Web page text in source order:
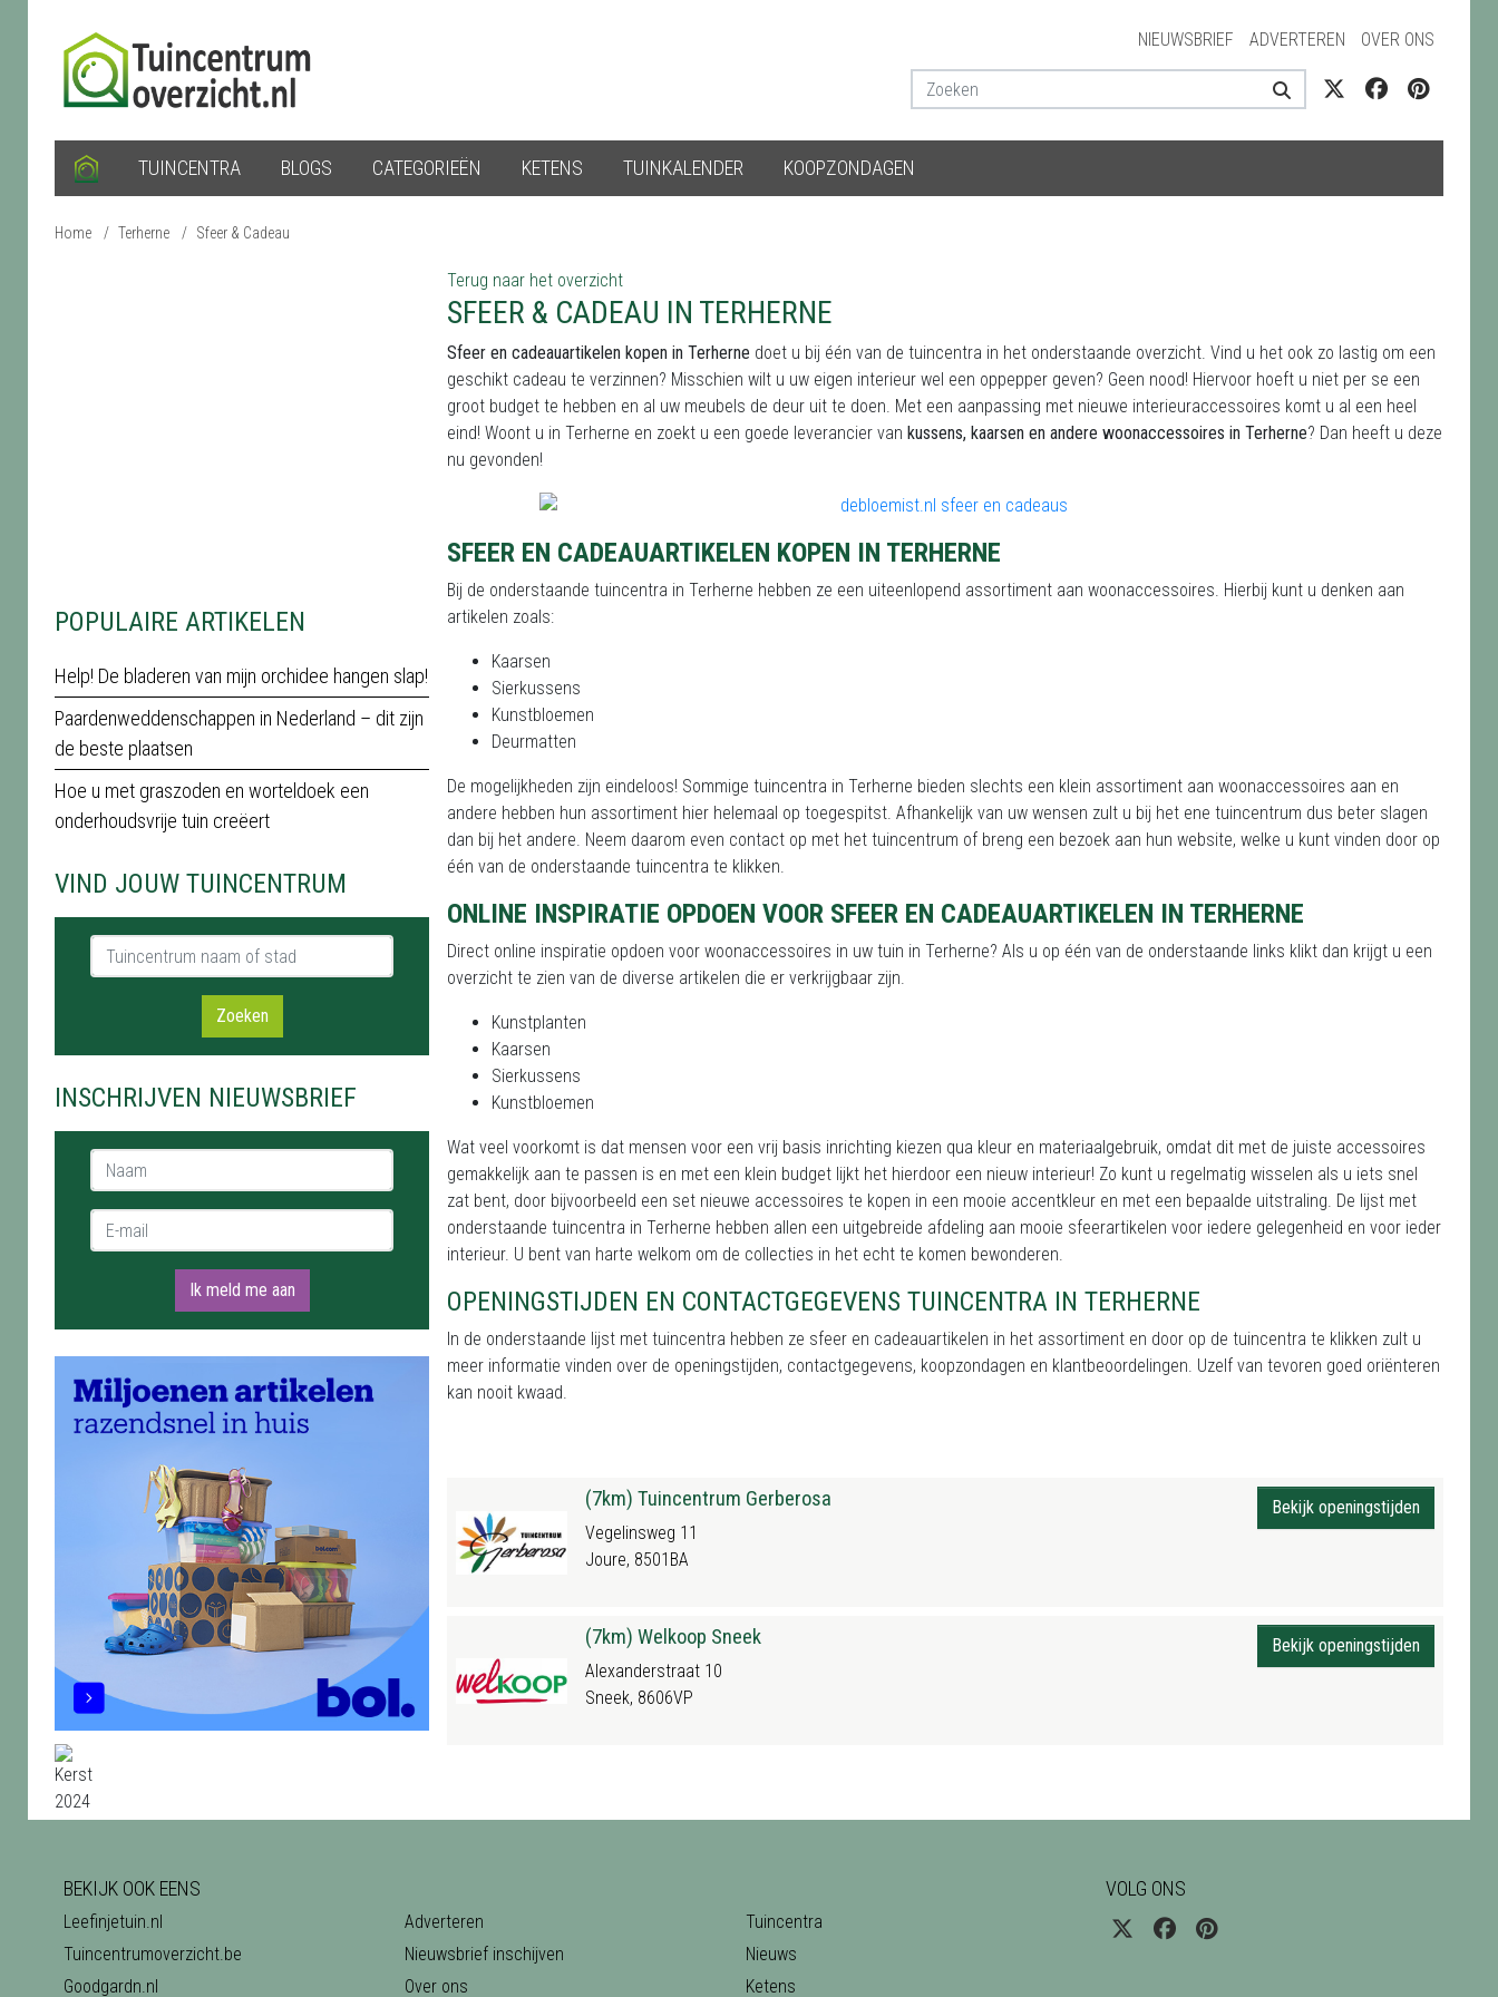
NIEUWSBRIEF ADVERTEREN OVER ONS
TUINCENTRA BLOGS CATEGORIEËN KETENS TUINKALENDER KOOPZONDAGEN
Home / Terherne / Sfeer & Cadeau
POPULAIRE ARTIKELEN
Help! De bladeren van mijn orchidee hangen slap!
Paardenweddenschappen in Nederland – dit zijn
de beste plaatsen
Hoe u met graszoden en worteldoek een
onderhoudsvrije tuin creëert
VIND JOUW TUINCENTRUM
Tuincentrum naam of stad
Zoeken
INSCHRIJVEN NIEUWSBRIEF
Naam *
E-mail *
Ik meld me aan
Terug naar het overzicht
SFEER & CADEAU IN TERHERNE
Sfeer en cadeauartikelen kopen in Terherne doet u bij één van de tuincentra in het onderstaande overzicht. Vind u het ook zo lastig om een
geschikt cadeau te verzinnen? Misschien wilt u uw eigen interieur wel een oppepper geven? Geen nood! Hiervoor hoeft u niet per se een
groot budget te hebben en al uw meubels de deur uit te doen. Met een aanpassing met nieuwe interieuraccessoires komt u al een heel
eind! Woont u in Terherne en zoekt u een goede leverancier van kussens, kaarsen en andere woonaccessoires in Terherne? Dan heeft u deze
nu gevonden!
SFEER EN CADEAUARTIKELEN KOPEN IN TERHERNE
Bij de onderstaande tuincentra in Terherne hebben ze een uiteenlopend assortiment aan woonaccessoires. Hierbij kunt u denken aan
artikelen zoals:
Kaarsen
Sierkussens
Kunstbloemen
Deurmatten
De mogelijkheden zijn eindeloos! Sommige tuincentra in Terherne bieden slechts een klein assortiment aan woonaccessoires aan en
andere hebben hun assortiment hier helemaal op toegespitst. Afhankelijk van uw wensen zult u bij het ene tuincentrum dus beter slagen
dan bij het andere. Neem daarom even contact op met het tuincentrum of breng een bezoek aan hun website, welke u kunt vinden door op
één van de onderstaande tuincentra te klikken.
ONLINE INSPIRATIE OPDOEN VOOR SFEER EN CADEAUARTIKELEN IN TERHERNE
Direct online inspiratie opdoen voor woonaccessoires in uw tuin in Terherne? Als u op één van de onderstaande links klikt dan krijgt u een
overzicht te zien van de diverse artikelen die er verkrijgbaar zijn.
Kunstplanten
Kaarsen
Sierkussens
Kunstbloemen
Wat veel voorkomt is dat mensen voor een vrij basis inrichting kiezen qua kleur en materiaalgebruik, omdat dit met de juiste accessoires
gemakkelijk aan te passen is en met een klein budget lijkt het hierdoor een nieuw interieur! Zo kunt u regelmatig wisselen als u iets snel
zat bent, door bijvoorbeeld een set nieuwe accessoires te kopen in een mooie accentkleur en met een bepaalde uitstraling. De lijst met
onderstaande tuincentra in Terherne hebben allen een uitgebreide afdeling aan mooie sfeerartikelen voor iedere gelegenheid en voor ieder
interieur. U bent van harte welkom om de collecties in het echt te komen bewonderen.
OPENINGSTIJDEN EN CONTACTGEGEVENS TUINCENTRA IN TERHERNE
In de onderstaande lijst met tuincentra hebben ze sfeer en cadeauartikelen in het assortiment en door op de tuincentra te klikken zult u
meer informatie vinden over de openingstijden, contactgegevens, koopzondagen en klantbeoordelingen. Uzelf van tevoren goed oriënteren
kan nooit kwaad.
(7km) Tuincentrum Gerberosa
Vegelinsweg 11
Joure, 8501BA
Bekijk openingstijden
(7km) Welkoop Sneek
Alexanderstraat 10
Sneek, 8606VP
Bekijk openingstijden
BEKIJK OOK EENS
Leefinjetuin.nl
Tuincentrumoverzicht.be
Goodgardn.nl
Adverteren
Nieuwsbrief inschijven
Over ons
Tuincentra
Nieuws
Ketens
VOLG ONS